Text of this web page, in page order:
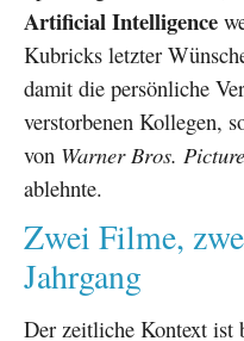
Artificial Intelligence
Kubricks letzter
damit die persönliche
verstorbenen Kollegen,
von Warner Bros.
ablehnte.
Zwei Filme,
Jahrgang
Der zeitliche Kontext ist